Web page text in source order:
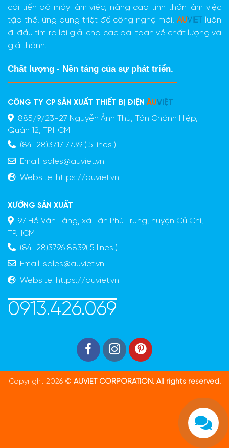
cải tiến bộ máy làm việc, nâng cao tinh thần làm việc
tập thể, ứng dụng triệt để công nghệ mới,AUVIET luôn
đi đầu tìm ra lời giải cho các bài toán về chất lượng và
giá thành.
Chất lượng - Nền tảng của sự phát triển.
CÔNG TY CP SẢN XUẤT THIẾT BỊ ĐIỆN ÂUVIỆT
885/9/23-27 Nguyễn Ảnh Thủ, Tân Chánh Hiệp,
Quận 12, TP.HCM
(84-28)3717 7739 ( 5 lines )
Email: sales@auviet.vn
Website: https://auviet.vn
XƯỞNG SẢN XUẤT
97 Hồ Văn Tắng, xã Tân Phú Trung, huyện Củ Chi,
TP.HCM
(84-28)3796 8839( 5 lines )
Email: sales@auviet.vn
Website: https://auviet.vn
0913.426.069
Copyright 2026 © AUVIET CORPORATION. All rights reserved.